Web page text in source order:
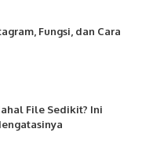
Fungsi, dan Cara
File Sedikit? Ini